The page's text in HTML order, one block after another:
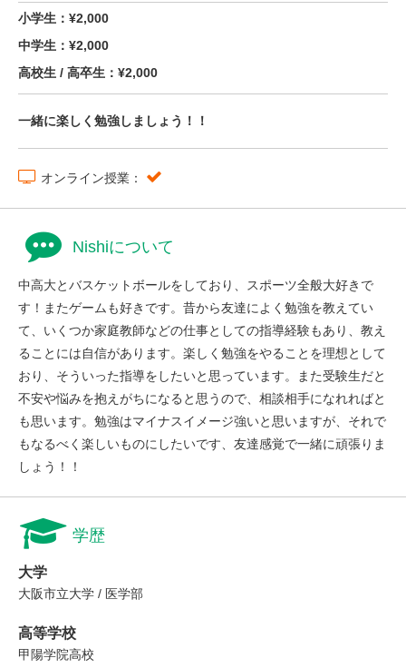
小学生：¥2,000
中学生：¥2,000
高校生 / 高卒生：¥2,000
一緒に楽しく勉強しましょう！！
オンライン授業：
Nishiについて
中高大とバスケットボールをしており、スポーツ全般大好きで
す！またゲームも好きです。昔から友達によく勉強を教えてい
て、いくつか家庭教師などの仕事としての指導経験もあり、教え
ることには自信があります。楽しく勉強をやることを理想として
おり、そういった指導をしたいと思っています。また受験生だと
不安や悩みを抱えがちになると思うので、相談相手になれればと
も思います。勉強はマイナスイメージ強いと思いますが、それで
もなるべく楽しいものにしたいです、友達感覚で一緒に頑張りま
しょう！！
学歴
大学
大阪市立大学 / 医学部
高等学校
甲陽学院高校